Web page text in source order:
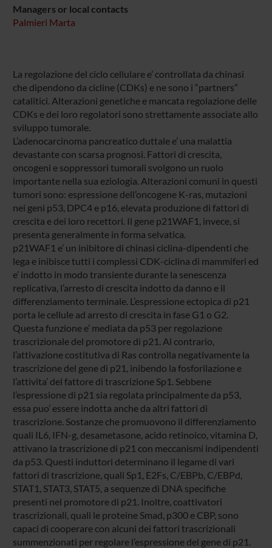
Managers or local contacts
Palmieri Marta
La regolazione del ciclo cellulare e’ controllata da chinasi
che dipendono da cicline (CDKs) e ne sono i “partners”
catalitici. Alterazioni genetiche e mancata regolazione delle
CDKs e dei loro regolatori sono strettamente associate allo
sviluppo tumorale.
L’adenocarcinoma pancreatico duttale e’ una malattia
devastante con scarsa prognosi. Fattori di crescita,
oncogeni e soppressori tumorali svolgono un ruolo
importante nella sua eziologia. Alterazioni comuni in questi
tumori sono: espressione dell’oncogene K-ras, mutazioni
nei geni p53, DPC4 e p16, elevata produzione di fattori di
crescita e dei loro recettori. Il gene p21WAF1, invece, si
presenta generalmente in forma selvatica.
p21WAF1 e’ un inibitore di chinasi ciclina-dipendenti che
lega e inibisce tutti i complessi CDK-ciclina di mammiferi ed
e’ indotto in modo transiente durante la senescenza
replicativa, l’arresto di crescita indotto da danno e il
differenziamento terminale. L’espressione ectopica di p21
porta le cellule ad arresto di crescita in fase G1 o G2.
Questa funzione e’ mediata da p53 per regolazione
trascrizionale del promotore di p21. Al contrario,
l’attivazione costitutiva di Ras controlla negativamente la
trascrizione del gene di p21, inibendo la fosforilazione e
l’attivita’ del fattore di trascrizione Sp1. Sebbene
l’espressione di p21 sia regolata principalmente da p53,
essa puo’ essere indotta anche da altri fattori di
trascrizione. Sostanze che promuovono il differenziamento
quali IL6, IFN-g, desametasone, acido retinoico, vitamina D,
attivano la trascrizione di p21 con meccanismi indipendenti
da p53. Questi induttori determinano il legame di vari
fattori di trascrizione, quali Sp1, E2Fs, C/EBPb, C/EBPd,
STAT1, STAT3, STAT5, a sequenze di DNA specifiche
presenti nel promotore di p21. Inoltre, coattivatori
trascrizionali, quali le proteine Smad, p300 e CBP, sono
capaci di cooperare con alcuni dei fattori trascrizionali
summenzionati per regolare l’espressione del gene di p21.